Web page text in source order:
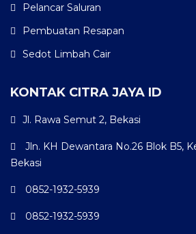
Pelancar Saluran
Pembuatan Resapan
Sedot Limbah Cair
KONTAK CITRA JAYA ID
Jl. Rawa Semut 2, Bekasi
Jln. KH Dewantara No.26 Blok B5,
Bekasi
0852-1932-5939
0852-1932-5939